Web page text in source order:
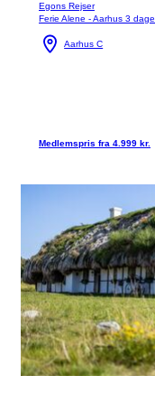
Egons Rejser
Ferie Alene - Aarhus 3 dage
Aarhus C
Medlemspris fra 4.999 kr.